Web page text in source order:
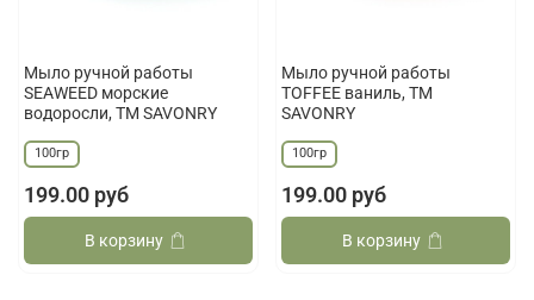
Мыло ручной работы
SEAWEED морские
водоросли, ТМ SAVONRY
100гр
199.00 руб
В корзину
Мыло ручной работы
TOFFEE ваниль, ТМ
SAVONRY
100гр
199.00 руб
В корзину